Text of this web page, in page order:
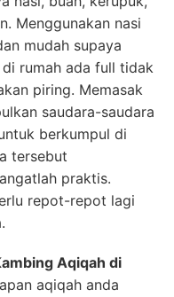
Menggunakan nasi
mudah supaya
rumah ada full tidak
piring. Memasak
saudara-saudara
berkumpul di
tersebut
praktis.
repot-repot lagi
Aqiqah di
aqiqah anda